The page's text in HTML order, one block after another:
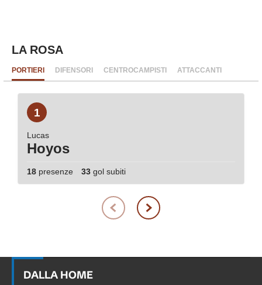
LA ROSA
PORTIERI DIFENSORI CENTROCAMPISTI ATTACCANTI
1
Lucas
Hoyos
18 presenze 33 gol subiti
DALLA HOME